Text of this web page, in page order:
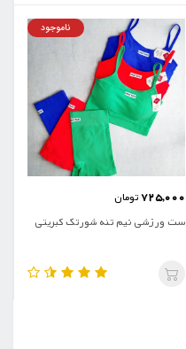
725,000تومان
ناموجود
ست ورزشی نیم تنه شورتک کبریتی